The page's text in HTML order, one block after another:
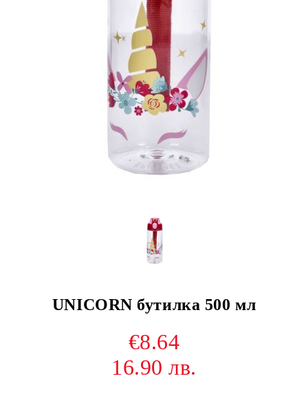
UNICORN бутилка 500 мл
€8.64
16.90 лв.